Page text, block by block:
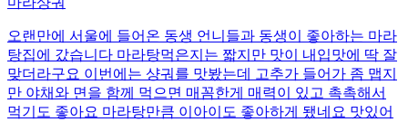
오랜만에 서울에 들어온 동생 언니들과 동생이 좋아하는 마라
탕집에 갔습니다 마라탕먹은지는 짧지만 맛이 내입맛에 딱 잘
맞더라구요 이번에는 샹궈를 맛봤는데 고추가 들어가 좀 맵지
만 야채와 면을 함께 먹으면 매꼼한게 매력이 있고 촉촉해서
먹기도 좋아요 마라탕만큼 이아이도 좋아하게 됐네요 맛있어